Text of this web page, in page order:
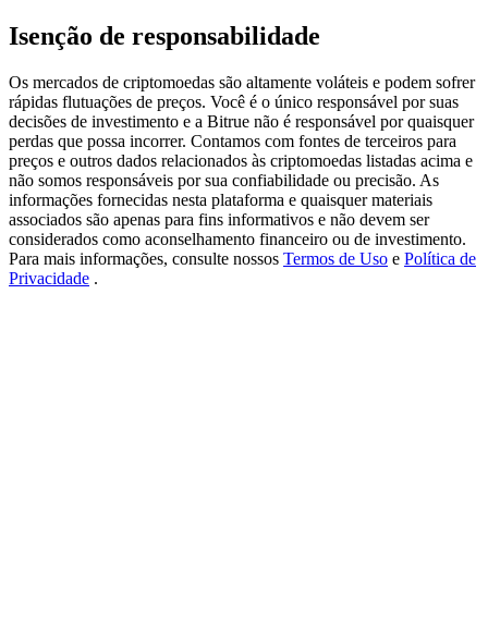
Exclusive for BitMart Users
Register & Trade to Win 500,000 USDT
Precious Metals Trading Carnival
Trade Gold & Silver · 33,333 USDT Bonus
Isenção de responsabilidade
Os mercados de criptomoedas são altamente voláteis e podem sofrer
rápidas flutuações de preços. Você é o único responsável por suas
decisões de investimento e a Bitrue não é responsável por quaisquer
perdas que possa incorrer. Contamos com fontes de terceiros para
preços e outros dados relacionados às criptomoedas listadas acima e
não somos responsáveis por sua confiabilidade ou precisão. As
informações fornecidas nesta plataforma e quaisquer materiais
associados são apenas para fins informativos e não devem ser
considerados como aconselhamento financeiro ou de investimento.
Para mais informações, consulte nossos Termos de Uso e Política de
Privacidade .